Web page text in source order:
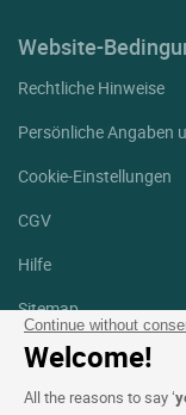
Continue without
Welcome!
All the reasons to say ‘
Website-
Rechtliche Hinweise
Persönliche Angaben
Cookie-Einstellungen
CGV
Hilfe
Sitemap
Fotodanksagungen
Folgen Sie uns